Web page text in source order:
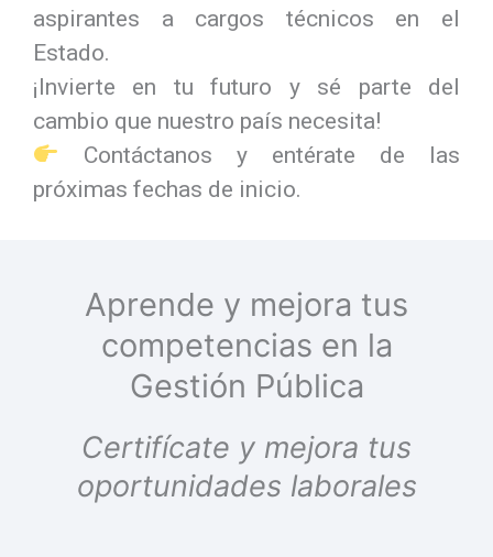
aspirantes a cargos técnicos en el
Estado.
¡Invierte en tu futuro y sé parte del
cambio que nuestro país necesita!
Contáctanos y entérate de las
próximas fechas de inicio.
Aprende y mejora tus
competencias en la
Gestión Pública
Certifícate y mejora tus
oportunidades laborales